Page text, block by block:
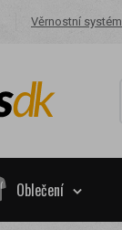
Věrnostní systém
Oblečení